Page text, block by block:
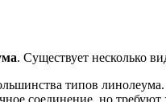
. Существует несколько
типов линолеума.